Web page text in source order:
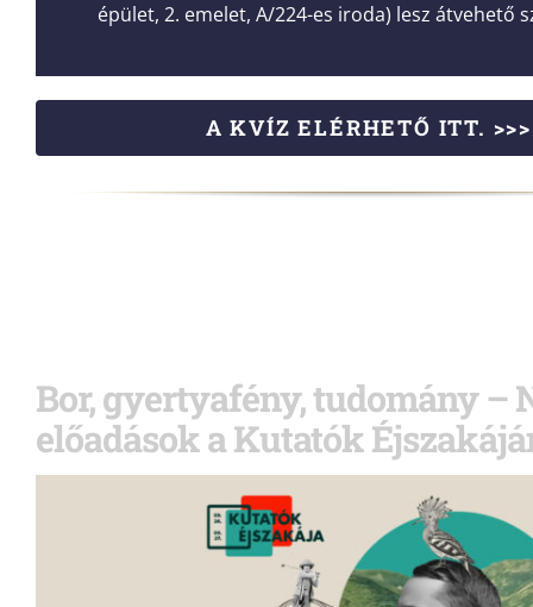
épület, 2. emelet, A/224-es iroda) lesz átvehető
A KVÍZ ELÉRHETŐ ITT. >>>
Bor, gyertyafény, tudomány –
előadások a Kutatók